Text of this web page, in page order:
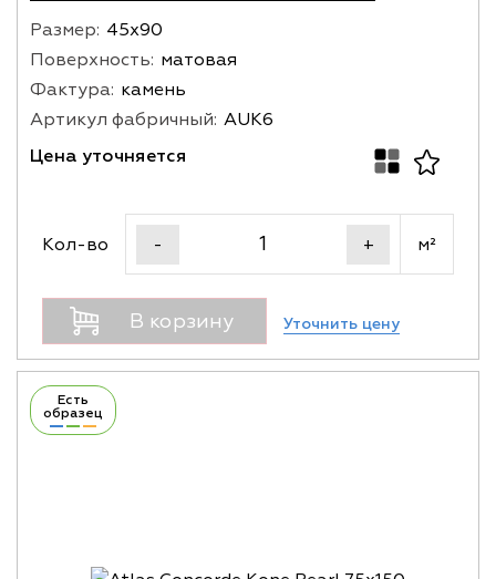
Размер: 45х90
Поверхность: матовая
Фактура: камень
Артикул фабричный: AUK6
Цена уточняется
Кол-во - + м²
В корзину Уточнить цену
Есть
образец